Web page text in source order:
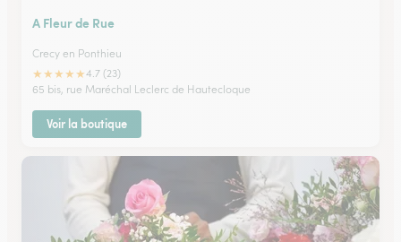
A Fleur de Rue
Crecy en Ponthieu
★★★★★4.7 (23)
65 bis, rue Maréchal Leclerc de Hautecloque
Voir la boutique